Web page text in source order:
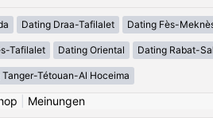
Dating Draa-Tafilalet Dating Fès-
Tafilalet Dating Oriental Dating Rabat-
Tanger-Tétouan-Al Hoceima
Meinungen